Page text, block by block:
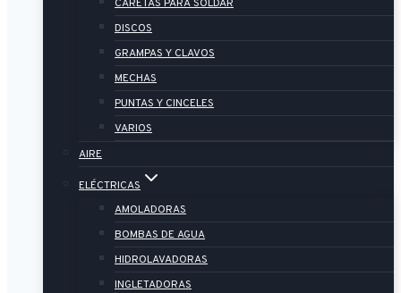
CARETAS PARA SOLDAR
DISCOS
GRAMPAS Y CLAVOS
MECHAS
PUNTAS Y CINCELES
VARIOS
AIRE
ELÉCTRICAS
AMOLADORAS
BOMBAS DE AGUA
HIDROLAVADORAS
INGLETADORAS